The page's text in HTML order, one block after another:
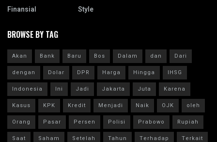
Finansial
Style
BROWSE BY TAG
Akan Bank Baru Bos Dalam dan
Dari
dengan
Dolar DPR Harga Hingga
IHSG
Indonesia
Ini Jadi Jakarta Juta
Karena
Kasus
KPK Kredit Menjadi Naik OJK
oleh
Orang
Pasar Persen Polisi Prabowo
Rupiah
Saat
Saham Setelah Tahun Terhadap Terkait